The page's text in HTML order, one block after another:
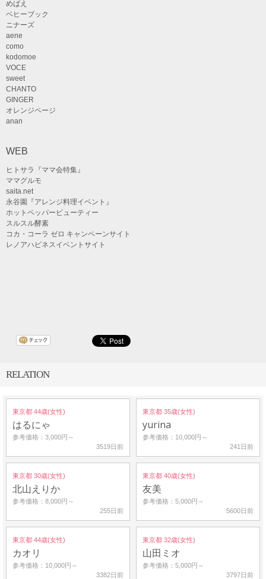
めばえ
ベヒーブック
ニナーズ
aene
como
kodomoe
VOCE
sweet
CHANTO
GINGER
オレンジページ
anan
WEB
ヒトサラ『ママ会特集』
ママグルモ
saita.net
永谷園『アレンジ料理イベント』
ホットペッパービューティー
スルスル酵素
コカ・コーラ ゼロ キャンペーンサイト
レノアハピネスイベントサイト
RELATION
東京都 44歳(女性)
はるにゃ
参考価格：3,000円～
3519日前
東京都 35歳(女性)
yurina
参考価格：10,000円～
241日前
東京都 30歳(女性)
北山えりか
参考価格：8,000円～
255日前
東京都 40歳(女性)
友美
参考価格：5,000円～
5600日前
東京都 44歳(女性)
カオリ
参考価格：10,000円～
3382日前
東京都 32歳(女性)
山田ミオ
参考価格：5,000円～
3797日前